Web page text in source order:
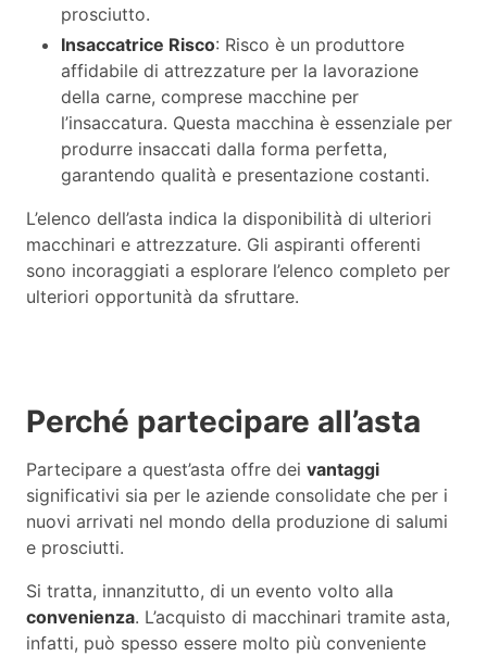
prosciutto.
Insaccatrice Risco: Risco è un produttore
affidabile di attrezzature per la lavorazione
della carne, comprese macchine per
l’insaccatura. Questa macchina è essenziale per
produrre insaccati dalla forma perfetta,
garantendo qualità e presentazione costanti.
L’elenco dell’asta indica la disponibilità di ulteriori
macchinari e attrezzature. Gli aspiranti offerenti
sono incoraggiati a esplorare l’elenco completo per
ulteriori opportunità da sfruttare.
Perché partecipare all’asta
Partecipare a quest’asta offre dei vantaggi
significativi sia per le aziende consolidate che per i
nuovi arrivati nel mondo della produzione di salumi
e prosciutti.
Si tratta, innanzitutto, di un evento volto alla
convenienza. L’acquisto di macchinari tramite asta,
infatti, può spesso essere molto più conveniente